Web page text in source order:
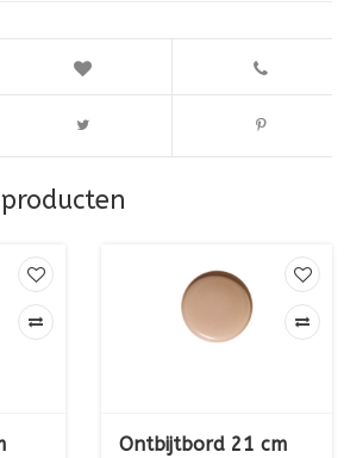
Ontbijtbord 21 cm